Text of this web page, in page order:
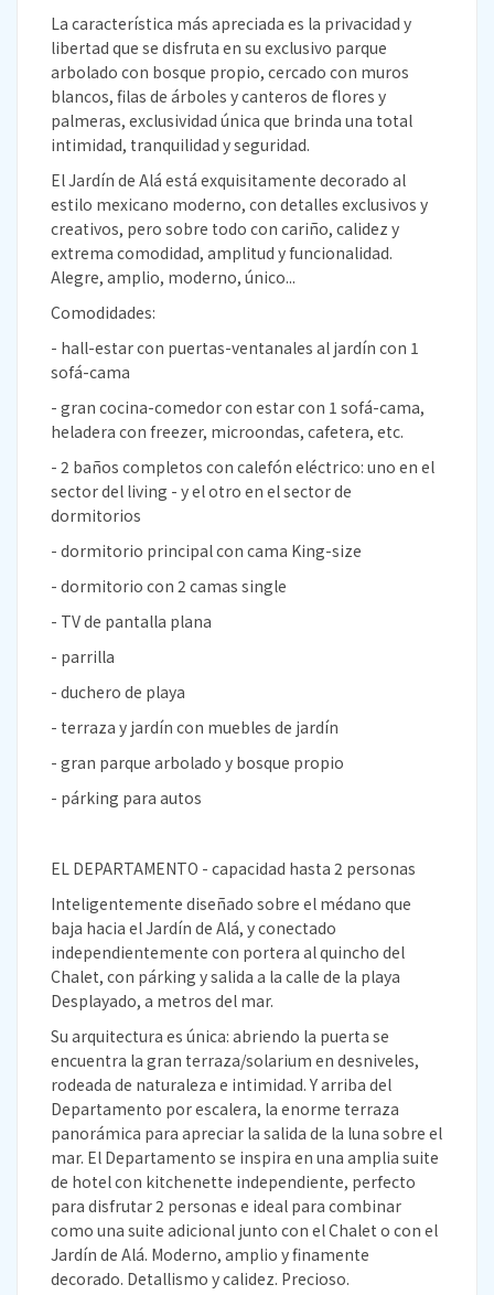
La característica más apreciada es la privacidad y
libertad que se disfruta en su exclusivo parque
arbolado con bosque propio, cercado con muros
blancos, filas de árboles y canteros de flores y
palmeras, exclusividad única que brinda una total
intimidad, tranquilidad y seguridad.
El Jardín de Alá está exquisitamente decorado al
estilo mexicano moderno, con detalles exclusivos y
creativos, pero sobre todo con cariño, calidez y
extrema comodidad, amplitud y funcionalidad.
Alegre, amplio, moderno, único...
Comodidades:
- hall-estar con puertas-ventanales al jardín con 1
sofá-cama
- gran cocina-comedor con estar con 1 sofá-cama,
heladera con freezer, microondas, cafetera, etc.
- 2 baños completos con calefón eléctrico: uno en el
sector del living - y el otro en el sector de
dormitorios
- dormitorio principal con cama King-size
- dormitorio con 2 camas single
- TV de pantalla plana
- parrilla
- duchero de playa
- terraza y jardín con muebles de jardín
- gran parque arbolado y bosque propio
- párking para autos
EL DEPARTAMENTO - capacidad hasta 2 personas
Inteligentemente diseñado sobre el médano que
baja hacia el Jardín de Alá, y conectado
independientemente con portera al quincho del
Chalet, con párking y salida a la calle de la playa
Desplayado, a metros del mar.
Su arquitectura es única: abriendo la puerta se
encuentra la gran terraza/solarium en desniveles,
rodeada de naturaleza e intimidad. Y arriba del
Departamento por escalera, la enorme terraza
panorámica para apreciar la salida de la luna sobre el
mar. El Departamento se inspira en una amplia suite
de hotel con kitchenette independiente, perfecto
para disfrutar 2 personas e ideal para combinar
como una suite adicional junto con el Chalet o con el
Jardín de Alá. Moderno, amplio y finamente
decorado. Detallismo y calidez. Precioso.